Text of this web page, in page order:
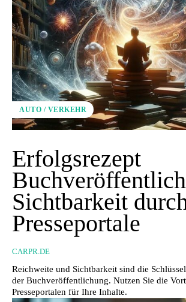
AUTO / VERKEHR
Erfolgsrezept
Sichtbarkeit
Presseportale
CARPR.DE
Reichweite und Sichtbarkeit sind die
der Buchveröffentlichung. Nutzen Sie die
Presseportalen für Ihre Inhalte.